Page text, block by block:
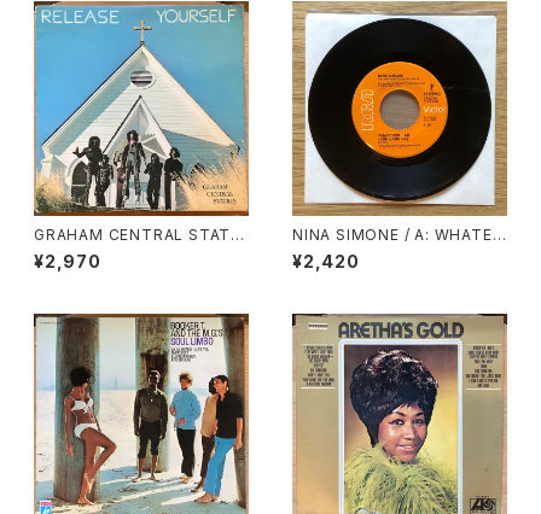
GRAHAM CENTRAL STATIO
N / RELEASE YOURSELF
¥2,970
NINA SIMONE / A: WHATEV
ER I AM (YOU MADE ME) /
B: WHY MUST YOUR LOVE
¥2,420